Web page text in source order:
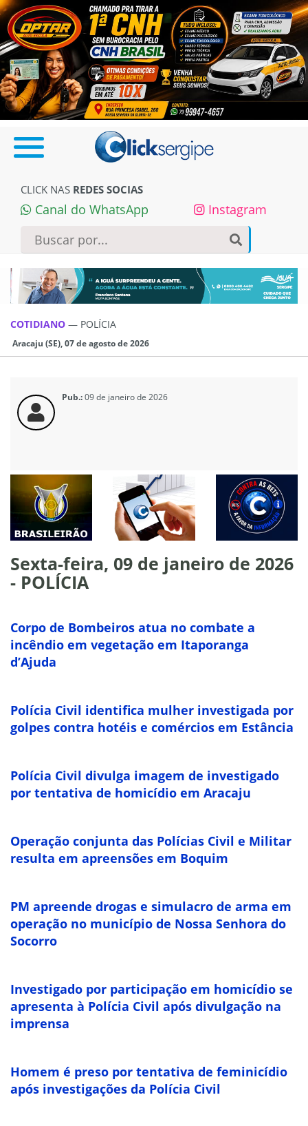
CLICK NAS REDES SOCIAS
Canal do WhatsApp Instagram
COTIDIANO — POLÍCIA
Aracaju (SE), 07 de agosto de 2026
Pub.:09 de janeiro de 2026
Sexta-feira, 09 de janeiro de 2026
- POLÍCIA
Corpo de Bombeiros atua no combate a
incêndio em vegetação em Itaporanga
d’Ajuda
Polícia Civil identifica mulher investigada por
golpes contra hotéis e comércios em Estância
Polícia Civil divulga imagem de investigado
por tentativa de homicídio em Aracaju
Operação conjunta das Polícias Civil e Militar
resulta em apreensões em Boquim
PM apreende drogas e simulacro de arma em
operação no município de Nossa Senhora do
Socorro
Investigado por participação em homicídio se
apresenta à Polícia Civil após divulgação na
imprensa
Homem é preso por tentativa de feminicídio
após investigações da Polícia Civil